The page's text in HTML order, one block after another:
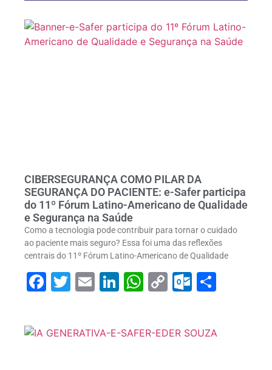
CIBERSEGURANÇA COMO PILAR DA
SEGURANÇA DO PACIENTE: e-Safer participa
do 11º Fórum Latino-Americano de Qualidade
e Segurança na Saúde
Como a tecnologia pode contribuir para tornar o cuidado
ao paciente mais seguro? Essa foi uma das reflexões
centrais do 11º Fórum Latino-Americano de Qualidade
Facebook
Twitter
EmailLinkedIn
WhatsApp
Copy